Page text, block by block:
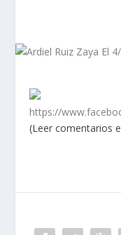
https://
(Leer comentarios